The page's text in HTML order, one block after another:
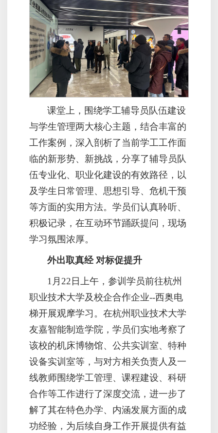
课堂上，围绕学工辅导员队伍建设
与学生管理两大核心主题，结合丰富的
工作案例，深入剖析了当前学工工作面
临的新形势、新挑战，分享了辅导员队
伍专业化、职业化建设的有效路径，以
及学生日常管理、思想引导、危机干预
等方面的实用方法。学员们认真聆听、
积极记录，在互动环节踊跃提问，现场
学习氛围浓厚。
外出取真经 对标促提升
1月22日上午，参训学员前往杭州
职业技术大学及校企合作企业--西奥电
梯开展观摩学习。在杭州职业技术大学
友嘉智能制造学院，学员们实地考察了
该校的机床博物馆、公共实训室、特种
设备实训室等，与对方相关负责人及一
线教师围绕学工管理、课程建设、科研
合作等工作进行了深度交流，进一步了
解了其在特色办学、内涵发展方面的成
功经验，为后续自身工作开展提供有益